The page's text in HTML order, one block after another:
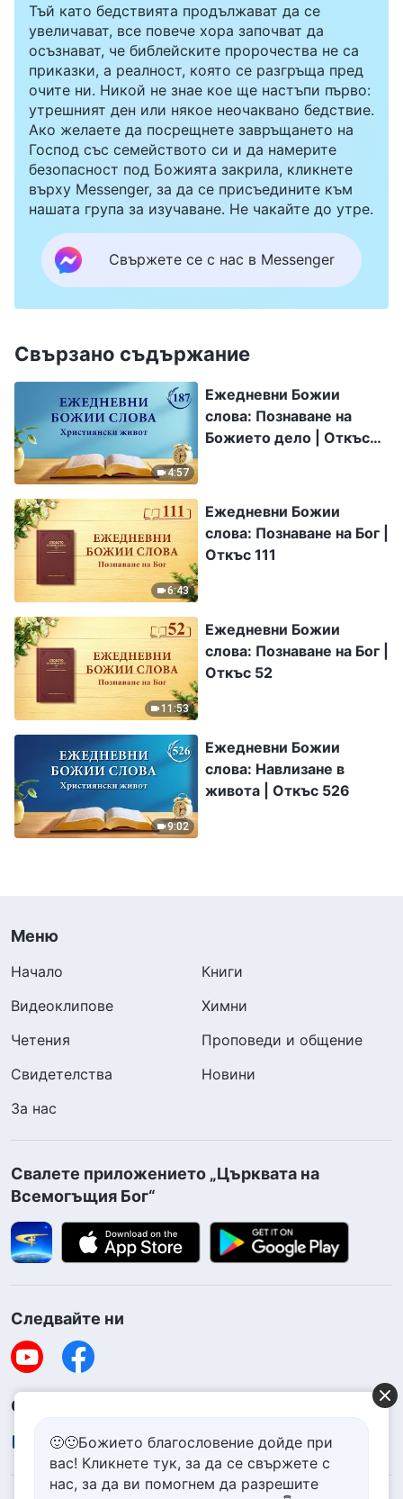
Тъй като бедствията продължават да се
увеличават, все повече хора започват да
осъзнават, че библейските пророчества не са
приказки, а реалност, която се разгръща пред
очите ни. Никой не знае кое ще настъпи първо:
утрешният ден или някое неочаквано бедствие.
Ако желаете да посрещнете завръщането на
Господ със семейството си и да намерите
безопасност под Божията закрила, кликнете
върху Messenger, за да се присъедините към
нашата група за изучаване. Не чакайте до утре.
Свържете се с нас в Messenger
Свързано съдържание
4:57
Ежедневни Божии
слова: Познаване на
Божието дело | Откъс
6:43
Ежедневни Божии
слова: Познаване на Бог |
Откъс 111
11:53
Ежедневни Божии
слова: Познаване на Бог |
Откъс 52
9:02
Ежедневни Божии
слова: Навлизане в
живота | Откъс 526
Меню
Начало
Книги
Видеоклипове
Химни
Четения
Проповеди и общение
Свидетелства
Новини
За нас
Свалете приложението „Църквата на
Всемогъщия Бог“
Следвайте ни
Свържете се с нас
contact.bg@godfootsteps.org
🙂🙂Божието благословение дойде при
вас! Кликнете тук, за да се свържете с
нас, за да ви помогнем да разрешите